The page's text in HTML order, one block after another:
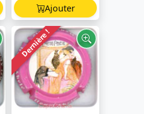
Ajouter
Dernière !